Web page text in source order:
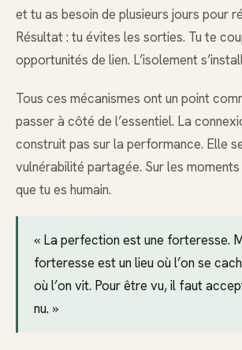
et tu as besoin de plusieurs jours pour
Résultat : tu évites les sorties. Tu te
opportunités de lien. L’isolement
Tous ces mécanismes ont un point
passer à côté de l’essentiel. La
construit pas sur la performance. Elle
vulnérabilité partagée. Sur les
que tu es humain.
« La perfection est une forteresse.
forteresse est un lieu où l’on se
où l’on vit. Pour être vu, il faut
nu. »